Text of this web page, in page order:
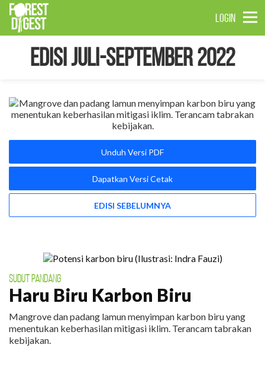
LOGIN
Edisi Juli-September 2022
Unduh Versi PDF
Dapatkan Versi Cetak
EDISI SEBELUMNYA
SUDUT PANDANG
Haru Biru Karbon Biru
Mangrove dan padang lamun menyimpan karbon biru yang
menentukan keberhasilan mitigasi iklim. Terancam tabrakan
kebijakan.